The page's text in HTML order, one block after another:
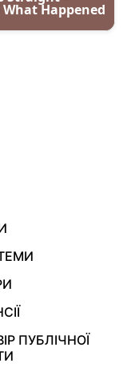
ПУБЛІЧНОЇ